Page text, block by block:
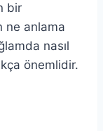
bir
ne anlama
nasıl
önemlidir.